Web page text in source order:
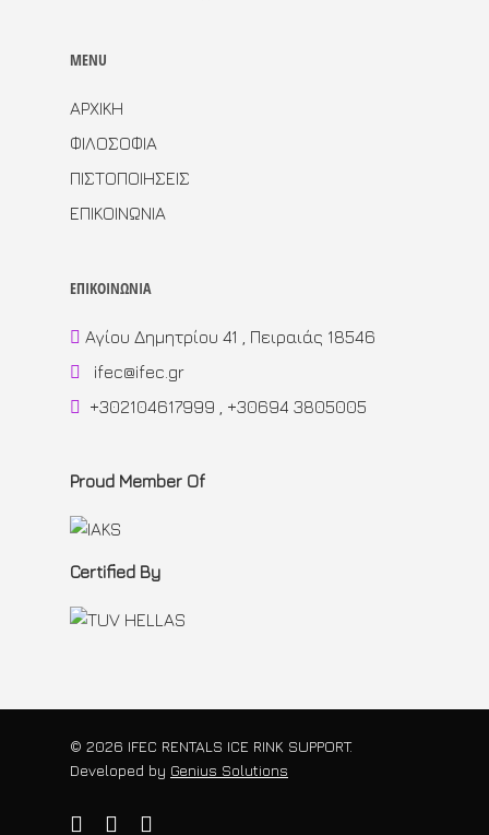
MENU
ΑΡΧΙΚΗ
ΦΙΛΟΣΟΦΙΑ
ΠΙΣΤΟΠΟΙΗΣΕΙΣ
ΕΠΙΚΟΙΝΩΝΙΑ
ΕΠΙΚΟΙΝΩΝΙΑ
Αγίου Δημητρίου 41 , Πειραιάς 18546
ifec@ifec.gr
+302104617999 , +30694 3805005
Proud Member Of
Certified By
© 2026 IFEC RENTALS ICE RINK SUPPORT.
Developed by Genius Solutions
twitterfacebookinstagram